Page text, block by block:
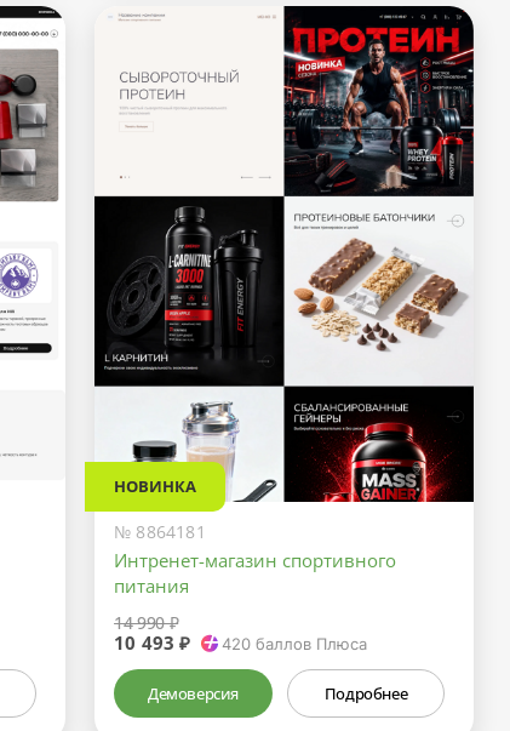
НОВИНКА
№ 8864181
Интренет-магазин спортивного
питания
14 990 ₽
10 493 ₽ 420баллов Плюса
Демоверсия Подробнее